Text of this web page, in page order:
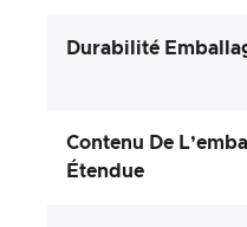
Durabilité
Contenu De
Étendue